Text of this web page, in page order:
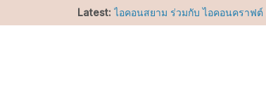
to
Latest: LA COUSETTE เปิดตัวครั้งแรกใน
ยะ ณ ไอคอนสยาม ชวนค้นพบกระ